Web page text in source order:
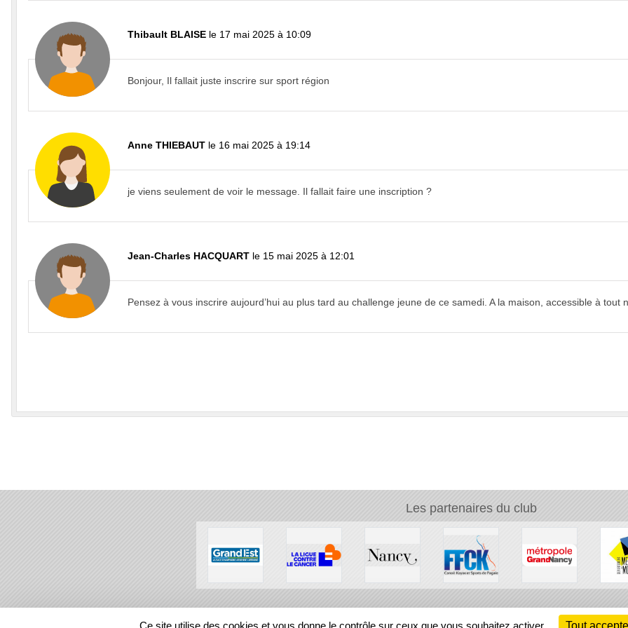
Thibault BLAISE le 17 mai 2025 à 10:09
Bonjour, Il fallait juste inscrire sur sport région
Anne THIEBAUT le 16 mai 2025 à 19:14
je viens seulement de voir le message. Il fallait faire une inscription ?
Jean-Charles HACQUART le 15 mai 2025 à 12:01
Pensez à vous inscrire aujourd’hui au plus tard au challenge jeune de ce samedi. A la maison, accessible à tout
Les partenaires du club
REGIONS
Ce site utilise des cookies et vous donne le contrôle sur ceux que vous souhaitez activer Tout